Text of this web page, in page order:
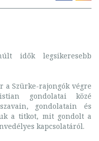
idők legsikeresebb
Szürke-rajongók végre
gondolatai közé
gondolatain és
a titkot, mit gondolt a
kapcsolatáról.